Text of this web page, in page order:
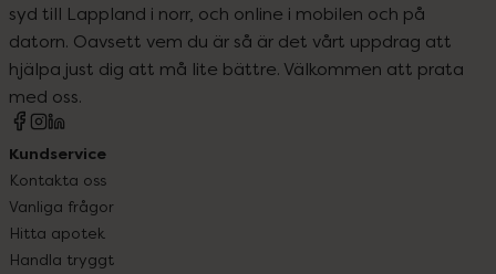
syd till Lappland i norr, och online i mobilen och på
datorn. Oavsett vem du är så är det vårt uppdrag att
hjälpa just dig att må lite bättre. Välkommen att prata
med oss.
Kundservice
Kontakta oss
Vanliga frågor
Hitta apotek
Handla tryggt